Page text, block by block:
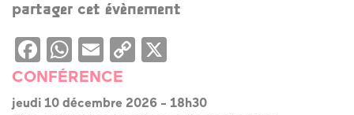
partager cet évènement
Facebook
WhatsApp
EmailCopy
CONFÉRENCE
jeudi 10 décembre 2026 - 18h30